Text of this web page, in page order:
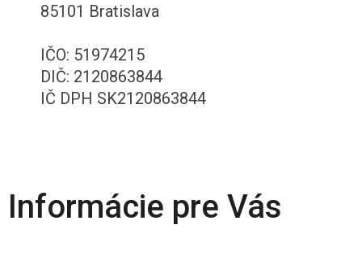
85101 Bratislava
IČO: 51974215
DIČ: 2120863844
IČ DPH SK2120863844
Informácie pre Vás